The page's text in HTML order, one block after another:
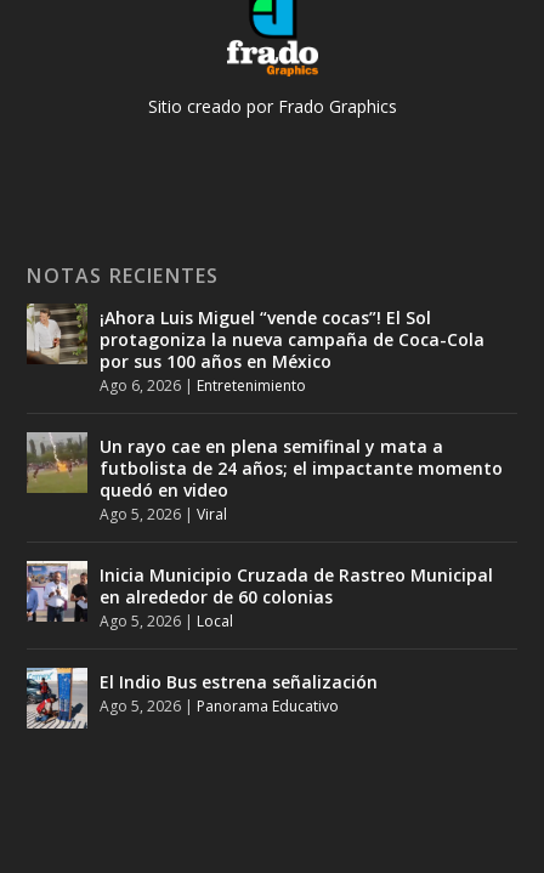
Sitio creado por Frado Graphics
NOTAS RECIENTES
¡Ahora Luis Miguel “vende cocas”! El Sol
protagoniza la nueva campaña de Coca-Cola
por sus 100 años en México
Ago 6, 2026 | Entretenimiento
Un rayo cae en plena semifinal y mata a
futbolista de 24 años; el impactante momento
quedó en video
Ago 5, 2026 |Viral
Inicia Municipio Cruzada de Rastreo Municipal
en alrededor de 60 colonias
Ago 5, 2026 | Local
El Indio Bus estrena señalización
Ago 5, 2026 | Panorama Educativo